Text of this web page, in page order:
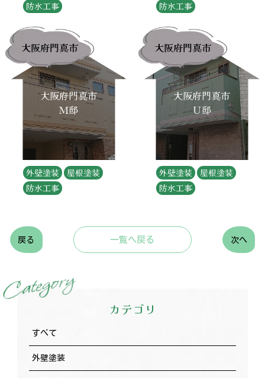
防水工事 防水工事
大阪府門真市
大阪府門真市
Ｍ邸
外壁塗装
屋根塗装
防水工事
大阪府門真市
大阪府門真市
Ｕ邸
外壁塗装
屋根塗装
防水工事
戻る 一覧へ戻る 次へ
Category
カテゴリ
すべて
外壁塗装